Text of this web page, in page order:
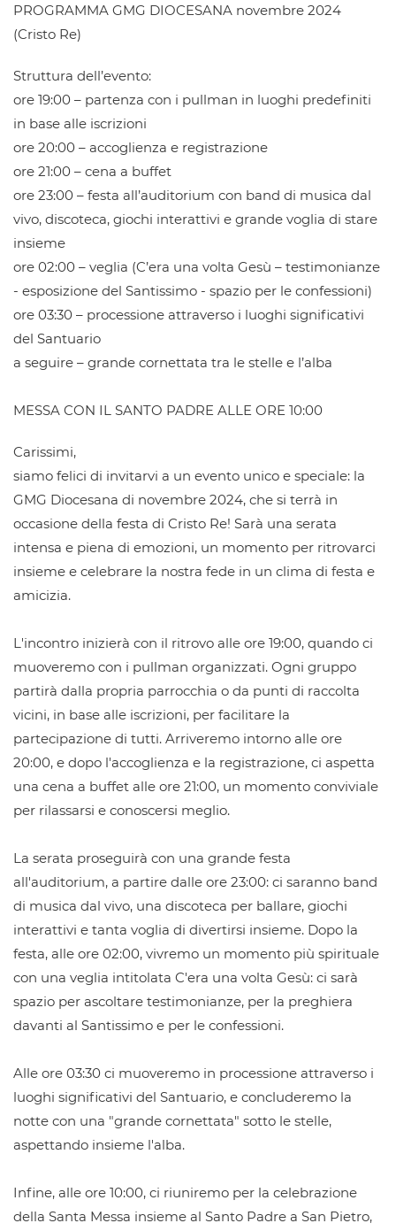
PROGRAMMA GMG DIOCESANA novembre 2024
(Cristo Re)
Struttura dell’evento:
ore 19:00 – partenza con i pullman in luoghi predefiniti
in base alle iscrizioni
ore 20:00 – accoglienza e registrazione
ore 21:00 – cena a buffet
ore 23:00 – festa all’auditorium con band di musica dal
vivo, discoteca, giochi interattivi e grande voglia di stare
insieme
ore 02:00 – veglia (C’era una volta Gesù – testimonianze
- esposizione del Santissimo - spazio per le confessioni)
ore 03:30 – processione attraverso i luoghi significativi
del Santuario
a seguire – grande cornettata tra le stelle e l’alba
MESSA CON IL SANTO PADRE ALLE ORE 10:00
Carissimi,
siamo felici di invitarvi a un evento unico e speciale: la
GMG Diocesana di novembre 2024, che si terrà in
occasione della festa di Cristo Re! Sarà una serata
intensa e piena di emozioni, un momento per ritrovarci
insieme e celebrare la nostra fede in un clima di festa e
amicizia.
L'incontro inizierà con il ritrovo alle ore 19:00, quando ci
muoveremo con i pullman organizzati. Ogni gruppo
partirà dalla propria parrocchia o da punti di raccolta
vicini, in base alle iscrizioni, per facilitare la
partecipazione di tutti. Arriveremo intorno alle ore
20:00, e dopo l'accoglienza e la registrazione, ci aspetta
una cena a buffet alle ore 21:00, un momento conviviale
per rilassarsi e conoscersi meglio.
La serata proseguirà con una grande festa
all'auditorium, a partire dalle ore 23:00: ci saranno band
di musica dal vivo, una discoteca per ballare, giochi
interattivi e tanta voglia di divertirsi insieme. Dopo la
festa, alle ore 02:00, vivremo un momento più spirituale
con una veglia intitolata C'era una volta Gesù: ci sarà
spazio per ascoltare testimonianze, per la preghiera
davanti al Santissimo e per le confessioni.
Alle ore 03:30 ci muoveremo in processione attraverso i
luoghi significativi del Santuario, e concluderemo la
notte con una "grande cornettata" sotto le stelle,
aspettando insieme l'alba.
Infine, alle ore 10:00, ci riuniremo per la celebrazione
della Santa Messa insieme al Santo Padre a San Pietro,